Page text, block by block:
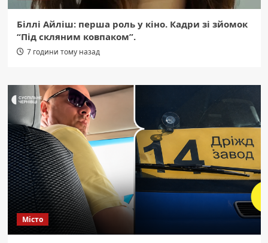
Біллі Айліш: перша роль у кіно. Кадри зі зйомок
“Під скляним ковпаком”.
7 години тому назад
Місто